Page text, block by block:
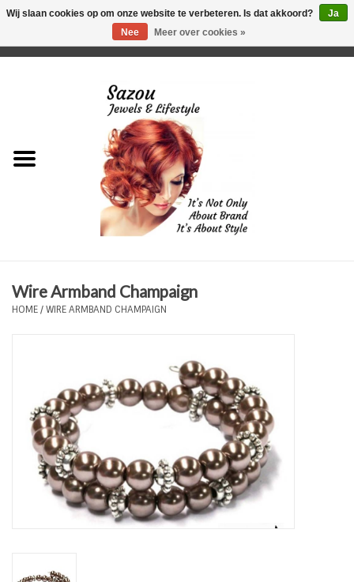
Just for Him
Plus Size Sieraden
Tassen en meer
Haaraccesoires
Zonnebrillen
Wire Armband Champaign
HOME/WIRE ARMBAND CHAMPAIGN
Wij slaan cookies op om onze website te verbeteren. Is dat akkoord?
Ja
Nee
Meer over cookies »